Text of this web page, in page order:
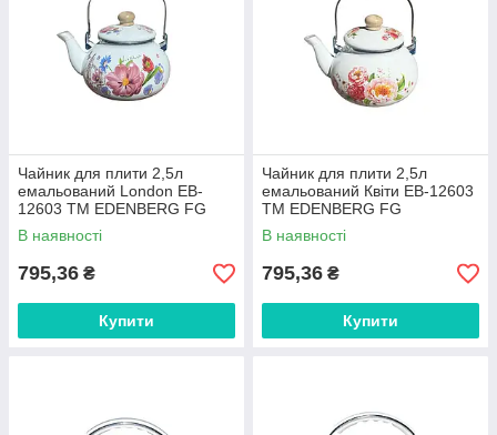
Чайник для плити 2,5л
емальований London EB-
12603 ТМ EDENBERG FG
В наявності
795,36 ₴
Купити
Чайник для плити 2,5л
емальований Квіти EB-12603
ТМ EDENBERG FG
В наявності
795,36 ₴
Купити